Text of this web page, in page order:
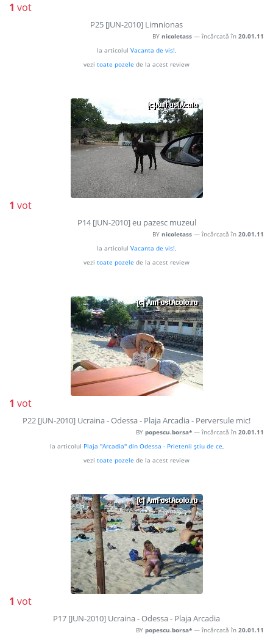
1 vot
P25 [JUN-2010] Limnionas
BY nicoletass — încărcată în 20.01.11
la articolul Vacanta de vis!,
vezi toate pozele de la acest review
1 vot
P14 [JUN-2010] eu pazesc muzeul
BY nicoletass — încărcată în 20.01.11
la articolul Vacanta de vis!,
vezi toate pozele de la acest review
1 vot
P22 [JUN-2010] Ucraina - Odessa - Plaja Arcadia - Perversule mic!
BY popescu.borsa* — încărcată în 20.01.11
la articolul Plaja ''Arcadia'' din Odessa - Prietenii ştiu de ce,
vezi toate pozele de la acest review
1 vot
P17 [JUN-2010] Ucraina - Odessa - Plaja Arcadia
BY popescu.borsa* — încărcată în 20.01.11